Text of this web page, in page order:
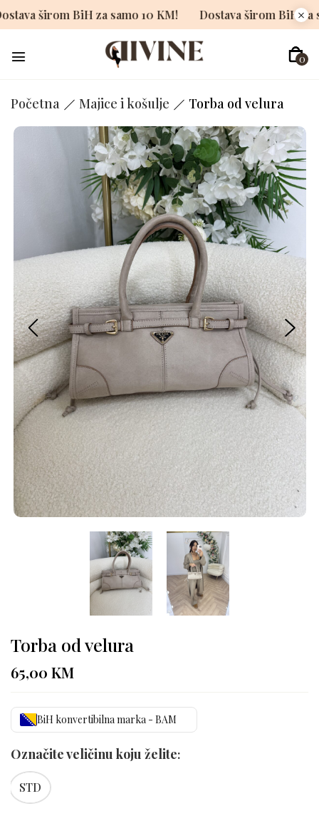
Dostava širom BiH za samo 10 KM! Dostava širom
0
Početna Majice i košulje Torba od velura
Torba od velura
65,00 KM
BiH konvertibilna marka - BAM
Označite veličinu koju želite
STD